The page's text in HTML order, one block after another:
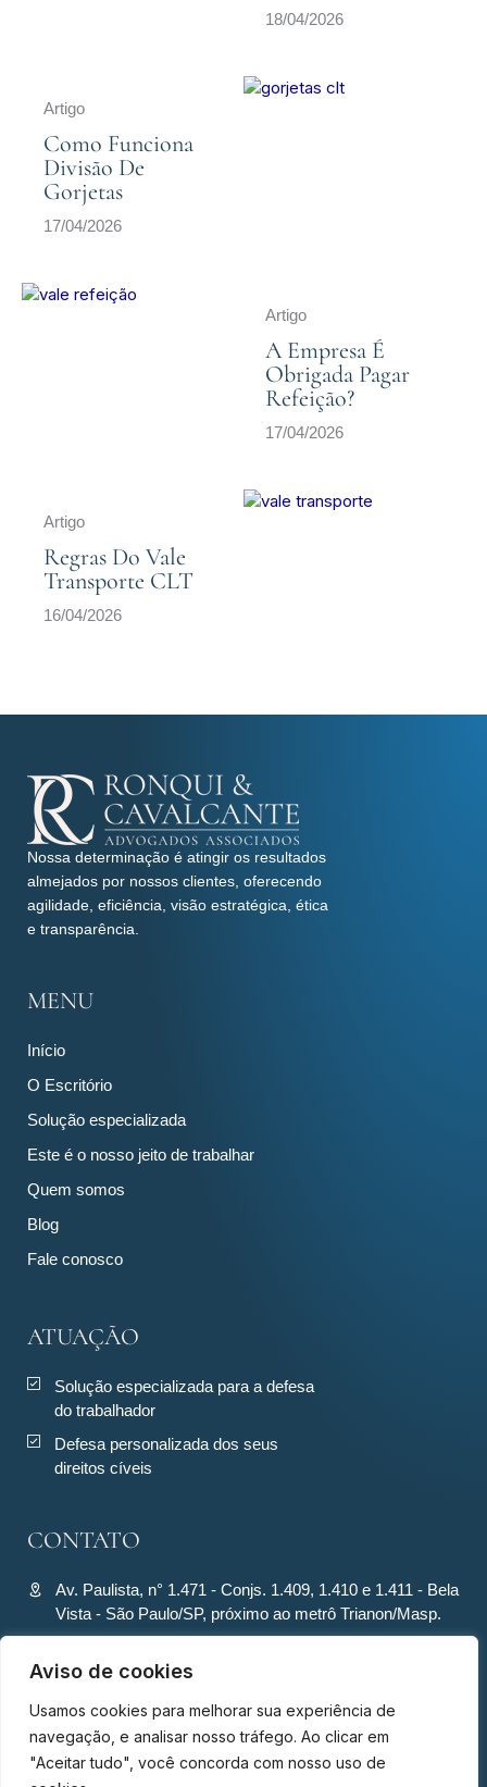
Aviso de cookies
Usamos cookies para melhorar sua experiência de
navegação, e analisar nosso tráfego. Ao clicar em
"Aceitar tudo", você concorda com nosso uso de
18/04/2026
Artigo
Como Funciona
Divisão De
Gorjetas
17/04/2026
Artigo
A Empresa É
Obrigada Pagar
Refeição?
17/04/2026
Artigo
Regras Do Vale
Transporte CLT
16/04/2026
Nossa determinação é atingir os resultados
almejados por nossos clientes, oferecendo
agilidade, eficiência, visão estratégica, ética
e transparência.
MENU
Início
O Escritório
Solução especializada
Este é o nosso jeito de trabalhar
Quem somos
Blog
Fale conosco
ATUAÇÃO
Solução especializada para a defesa
do trabalhador
Defesa personalizada dos seus
direitos cíveis
CONTATO
Av. Paulista, n° 1.471 - Conjs. 1.409, 1.410 e 1.411 - Bela
Vista - São Paulo/SP, próximo ao metrô Trianon/Masp.
(11) 94280-4701